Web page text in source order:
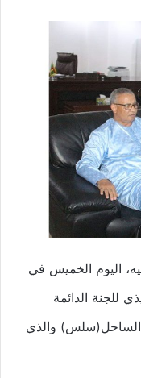
اليوم الخميس في
للجنة الدائمة
الساحل(سلس) والذي